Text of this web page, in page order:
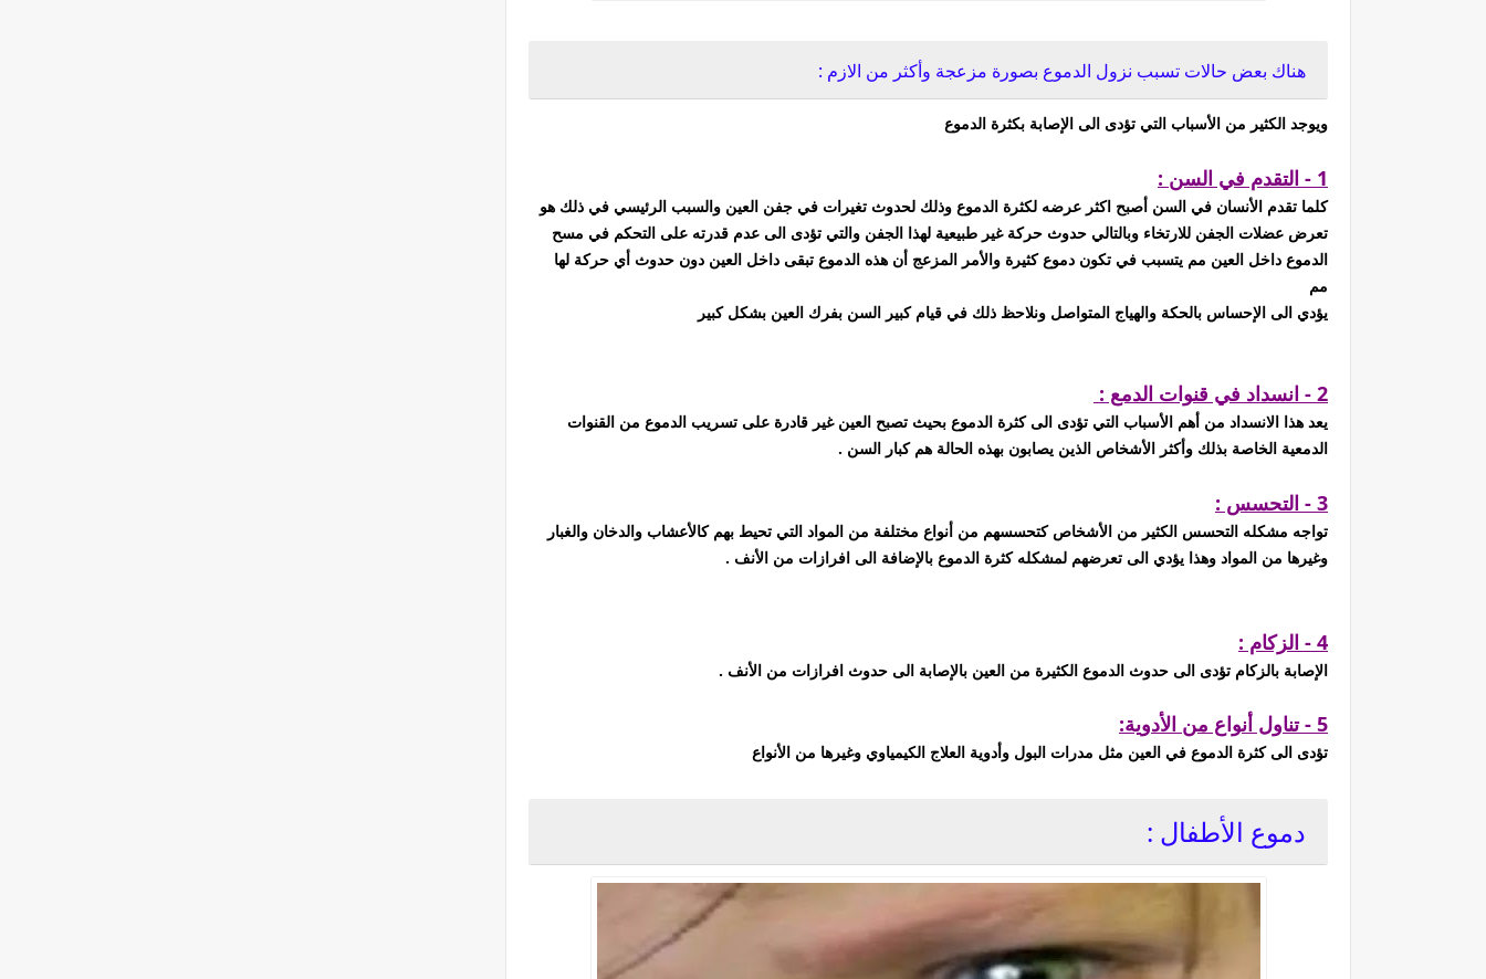
هناك بعض حالات تسبب نزول الدموع بصورة مزعجة وأكثر من الازم :
ويوجد الكثير من الأسباب التي تؤدى الى الإصابة بكثرة الدموع
1 - التقدم في السن :
كلما تقدم الأنسان في السن أصبح اكثر عرضه لكثرة الدموع وذلك لحدوث تغيرات في جفن العين والسبب الرئيسي في ذلك هو
تعرض عضلات الجفن للارتخاء وبالتالي حدوث حركة غير طبيعية لهذا الجفن والتي تؤدى الى عدم قدرته على التحكم في مسح
الدموع داخل العين مم يتسبب في تكون دموع كثيرة والأمر المزعج أن هذه الدموع تبقى داخل العين دون حدوث أي حركة لها
مم
يؤدي الى الإحساس بالحكة والهياج المتواصل ونلاحظ ذلك في قيام كبير السن بفرك العين بشكل كبير
2 - انسداد في قنوات الدمع :
يعد هذا الانسداد من أهم الأسباب التي تؤدى الى كثرة الدموع بحيث تصبح العين غير قادرة على تسريب الدموع من القنوات
الدمعية الخاصة بذلك وأكثر الأشخاص الذين يصابون بهذه الحالة هم كبار السن .
3 - التحسس :
تواجه مشكله التحسس الكثير من الأشخاص كتحسسهم من أنواع مختلفة من المواد التي تحيط بهم كالأعشاب والدخان والغبار
وغيرها من المواد وهذا يؤدي الى تعرضهم لمشكله كثرة الدموع بالإضافة الى افرازات من الأنف .
4 - الزكام :
الإصابة بالزكام تؤدى الى حدوث الدموع الكثيرة من العين بالإصابة الى حدوث افرازات من الأنف .
5 - تناول أنواع من الأدوية:
تؤدى الى كثرة الدموع في العين مثل مدرات البول وأدوية العلاج الكيمياوي وغيرها من الأنواع
دموع الأطفال :